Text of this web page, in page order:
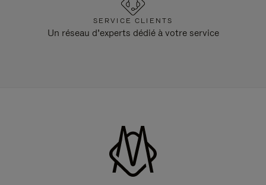
SERVICE CLIENTS
Un réseau d’experts dédié à votre service